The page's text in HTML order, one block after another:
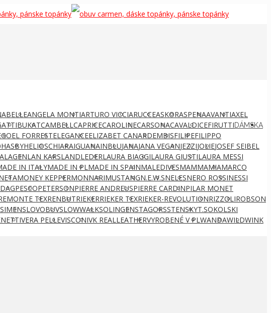
ANGELA MONTIARTURO VICCIARUCCEASKORASPENAAVANTIAXEL
BUKATCAMBELLCAPRICECAROLINECARSONACAVALDICEFIRUTTI
EL FORRESTELEGANCEELIZABET CANARDEMBISFILIPEFILIPPO
HASBYHELIOSCHIARAIGUANAINBLUJANAJANA VEGANJEZZIJOLIEJOSEF SEIBEL
LAGENLAN KARSLANDLEDERLAURA BIAGGILAURA GIUSTILAURA MESSI
IN ITALYMADE IN PLMADE IN SPAINMALEDIVESMAMMAMIAMARCO
MONEY KEPPERMONNARIMUSTANGN.E.W.SNELESNERO ROSSINESSI
PESCOPETERSONPIERRE ANDREUSPIERRE CARDINPILAR MONET
TEXRENBUTRIEKERRIEKER TEXRIEKER-REVOLUTIONRIZZOLIROBSON
SIMENSLOVOBUVSLOWWALKSOLINGENSTAGORSSTENSKYT.SOKOLSKI
VERA PELLEVISCONIVK REALLEATHERVYROBENÉ V PLWANDAWILDWINK
DÁMSKA